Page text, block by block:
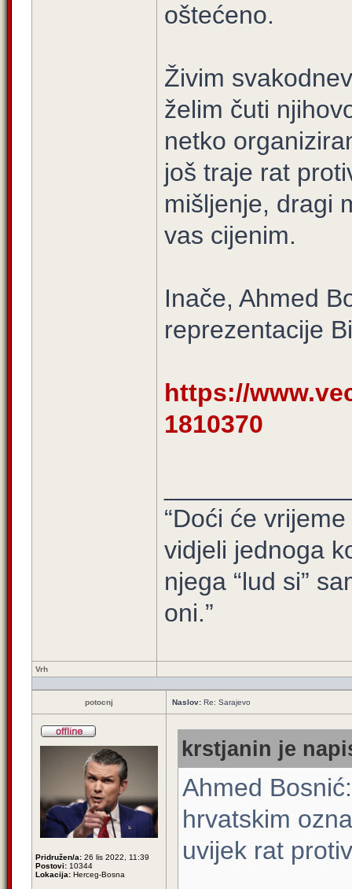
oštećeno.
Živim
želim čuti
netko
još traje rat
mišljenje, dragi
vas cijenim.
Inače, Ahmed
reprezentacije
https://
1810370
“Doći će
vidjeli jednoga
njega “lud si”
oni.”
Vrh
potocnj Naslov: Re: Sarajevo
Pridružen/a: 26 lis 2022, 11:39
Postovi: 10344
Lokacija: Herceg-Bosna
krstjanin je
Ahmed
hrvatskim
uvijek rat